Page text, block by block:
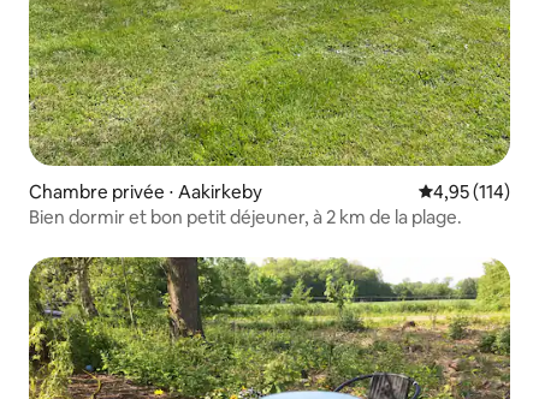
Chambre privée ⋅ Aakirkeby Évaluation
4,95 (114)
Bien dormir et bon petit déjeuner, à 2 km de la plage.